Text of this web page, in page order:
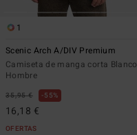
1
Scenic Arch A/DIV Premium
Camiseta de manga corta Blanco
Hombre
35,95 € 55%
16,18 €
OFERTAS